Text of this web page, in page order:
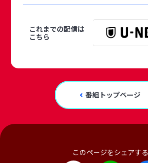
これまでの配信は
こちら
番組トップページ
このページをシェアする